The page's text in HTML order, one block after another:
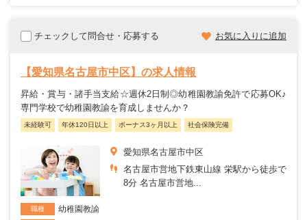
チェックして問合せ・応募する お気に入りに追加
【愛知県名古屋市中区】の求人情報
昇給・賞与・諸手当支給☆週休2日制◎幼稚園教諭免許で応募OK♪
専門学校で幼稚園教諭を育成しませんか？
未経験可 年休120日以上 ボーナス3ヶ月以上 社会保険完備
愛知県名古屋市中区
名古屋市営地下鉄東山線 栄駅から徒歩で
8分 名古屋市営地...
職種 幼稚園教諭